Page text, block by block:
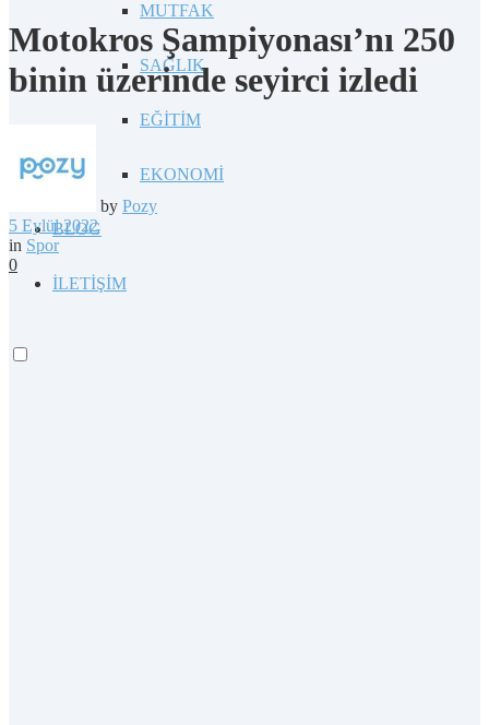
MUTFAK
SAĞLIK
EĞİTİM
EKONOMİ
BLOG
İLETİŞİM
Motokros Şampiyonası’nı 250
binin üzerinde seyirci izledi
by Pozy
5 Eylül 2022
in Spor
0